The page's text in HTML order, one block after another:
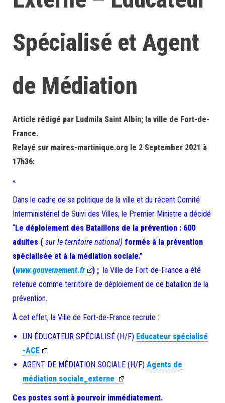
Spécialisé et Agent
de Médiation
Article rédigé par Ludmila Saint Albin; la ville de Fort-de-
France.
Relayé sur maires-martinique.org le 2 September 2021 à
17h36:
«
Dans le cadre de sa politique de la ville et du récent Comité
Interministériel de Suivi des Villes, le Premier Ministre a décidé
“Le déploiement des Bataillons de la prévention : 600
adultes ( sur le territoire national) formés à la prévention
spécialisée et à la médiation sociale.”
(www.gouvernement.fr ) ; la Ville de Fort-de-France a été
retenue comme territoire de déploiement de ce bataillon de la
prévention.
À cet effet, la Ville de Fort-de-France recrute :
UN ÉDUCATEUR SPÉCIALISÉ (H/F) Educateur spécialisé
-ACE
AGENT DE MÉDIATION SOCIALE (H/F) Agents de
médiation sociale_externe
Ces postes sont à pourvoir immédiatement.